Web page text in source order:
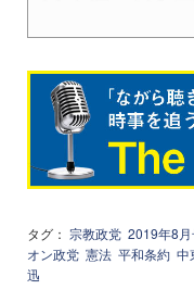
タグ： 宗教政党 2019年8
オン政党 憲法 平和条約 中
迅